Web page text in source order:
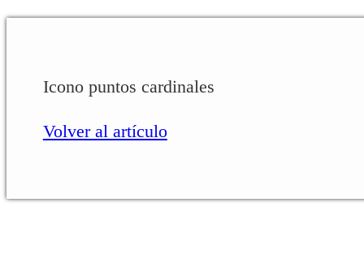
Icono puntos cardinales
Volver al artículo